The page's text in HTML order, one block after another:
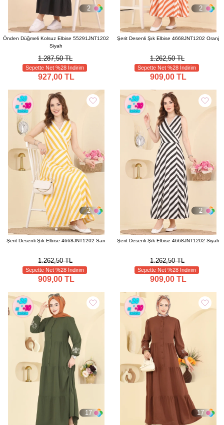
2
Önden Düğmeli Kolsuz Elbise 55291JNT1202
Siyah
1.287,50 TL
Sepette Net %28 İndirim
927,00 TL
2
Şerit Desenli Şık Elbise 4668JNT1202 Oranj
1.262,50 TL
Sepette Net %28 İndirim
909,00 TL
2
Şerit Desenli Şık Elbise 4668JNT1202 Sarı
1.262,50 TL
Sepette Net %28 İndirim
909,00 TL
2
Şerit Desenli Şık Elbise 4668JNT1202 Siyah
1.262,50 TL
Sepette Net %28 İndirim
909,00 TL
17 17